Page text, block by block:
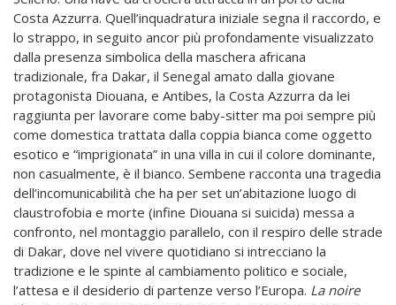
Costa Azzurra. Quell’inquadratura iniziale segna il raccordo, e
lo strappo, in seguito ancor più profondamente visualizzato
dalla presenza simbolica della maschera africana
tradizionale, fra Dakar, il Senegal amato dalla giovane
protagonista Diouana, e Antibes, la Costa Azzurra da lei
raggiunta per lavorare come baby-sitter ma poi sempre più
come domestica trattata dalla coppia bianca come oggetto
esotico e “imprigionata” in una villa in cui il colore dominante,
non casualmente, è il bianco. Sembene racconta una tragedia
dell’incomunicabilità che ha per set un’abitazione luogo di
claustrofobia e morte (infine Diouana si suicida) messa a
confronto, nel montaggio parallelo, con il respiro delle strade
di Dakar, dove nel vivere quotidiano si intrecciano la
tradizione e le spinte al cambiamento politico e sociale,
l’attesa e il desiderio di partenze verso l’Europa. La noire